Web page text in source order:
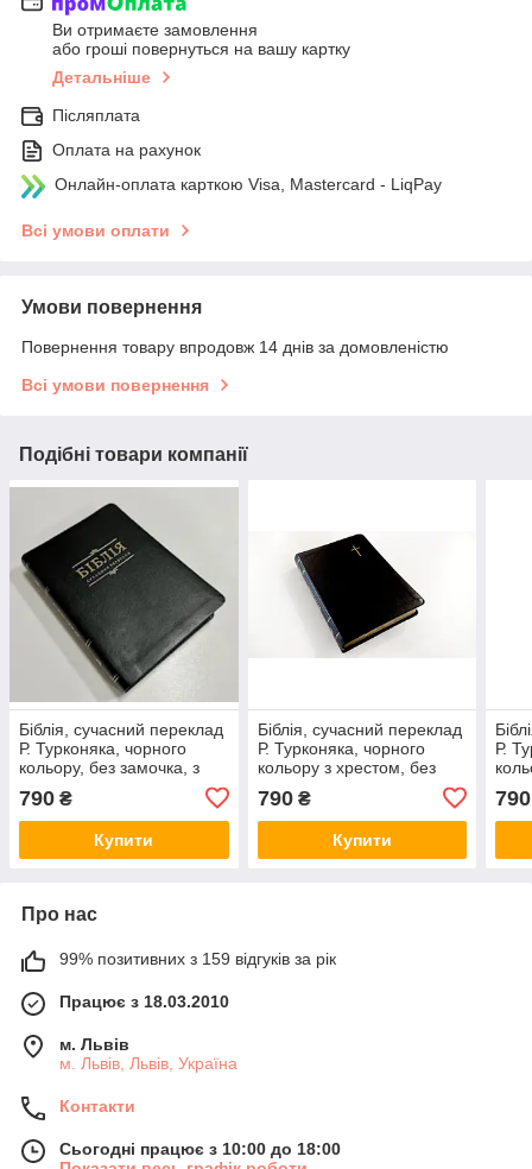
Ви отримаєте замовлення
або гроші повернуться на вашу картку
Детальніше
Післяплата
Оплата на рахунок
Онлайн-оплата карткою Visa, Mastercard - LiqPay
Всі умови оплати
Умови повернення
Повернення товару впродовж 14 днів за домовленістю
Всі умови повернення
Подібні товари компанії
Біблія, сучасний переклад
Р. Турконяка, чорного
кольору, без замочка, з
790 ₴
Купити
Біблія, сучасний переклад
Р. Турконяка, чорного
кольору з хрестом, без
15х20,5 см
790₴
Купити
Р.
790
Про нас
99% позитивних з 159 відгуків за рік
Працює з 18.03.2010
м. Львів
м. Львів, Львів, Україна
Контакти
Сьогодні працює з 10:00 до 18:00